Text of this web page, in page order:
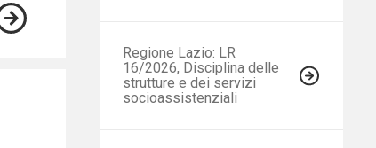
Regione Lazio: LR
16/2026, Disciplina delle
strutture e dei servizi
socioassistenziali